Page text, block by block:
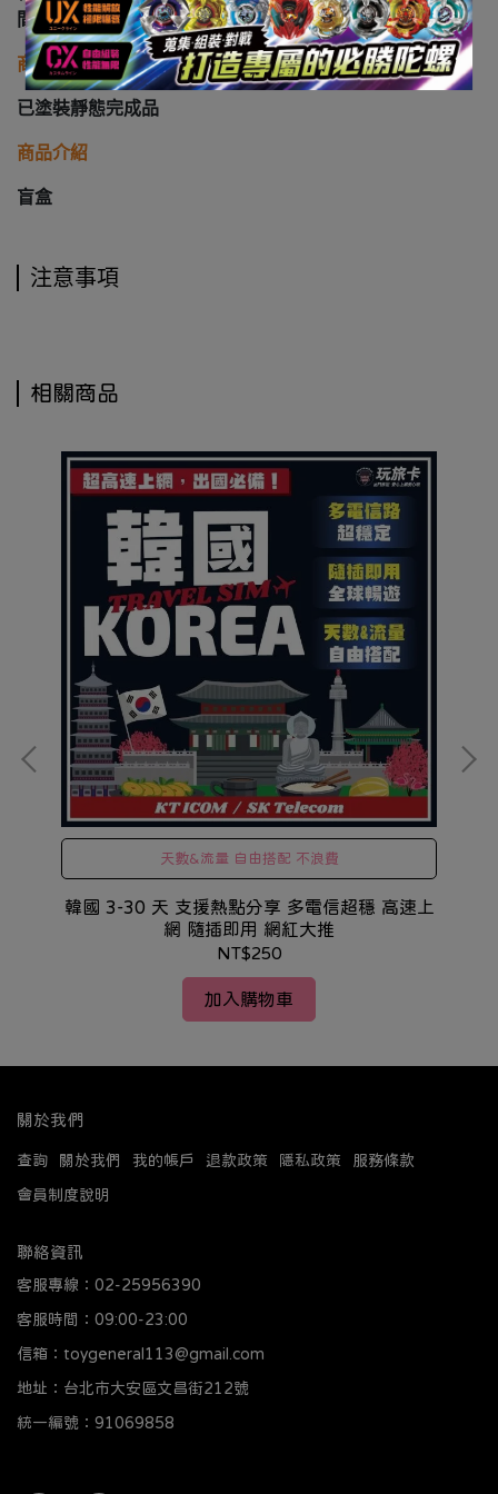
間
商品類型
已塗裝靜態完成品
商品介紹
盲盒
注意事項
相關商品
天數&流量 自由搭配 不浪費
韓國 3-30 天 支援熱點分享 多電信超穩 高速上
網 隨插即用 網紅大推
NT$250
加入購物車
關於我們
查詢 關於我們 我的帳戶 退款政策 隱私政策
服務條款
會員制度說明
聯絡資訊
客服專線：02-25956390
客服時間：09:00-23:00
信箱：toygeneral113@gmail.com
地址：台北市大安區文昌街212號
統一編號：91069858